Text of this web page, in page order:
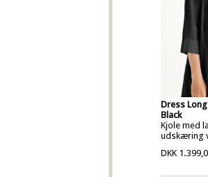
Dress
Black
Kjole med
udskæring
DKK